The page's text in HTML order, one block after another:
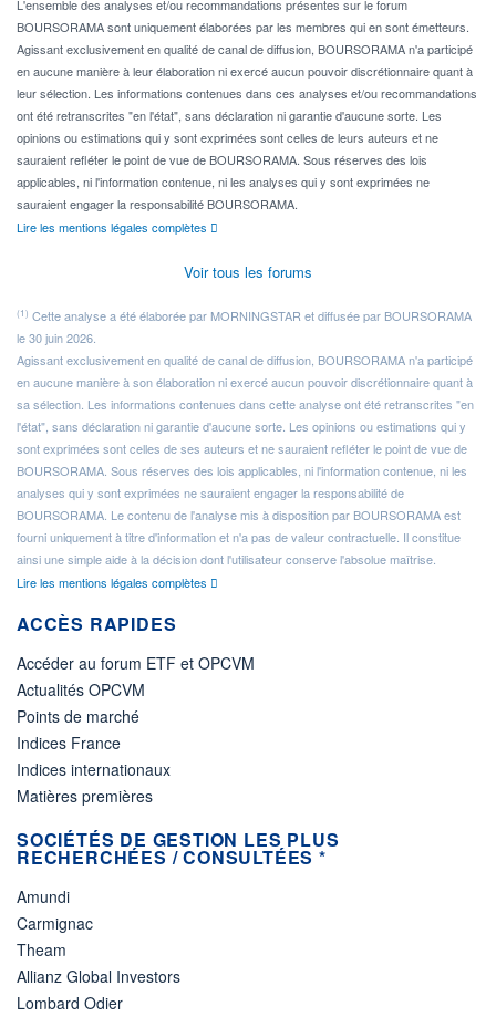
L'ensemble des analyses et/ou recommandations présentes sur le forum
BOURSORAMA sont uniquement élaborées par les membres qui en sont émetteurs.
Agissant exclusivement en qualité de canal de diffusion, BOURSORAMA n'a participé
en aucune manière à leur élaboration ni exercé aucun pouvoir discrétionnaire quant à
leur sélection. Les informations contenues dans ces analyses et/ou recommandations
ont été retranscrites "en l'état", sans déclaration ni garantie d'aucune sorte. Les
opinions ou estimations qui y sont exprimées sont celles de leurs auteurs et ne
sauraient refléter le point de vue de BOURSORAMA. Sous réserves des lois
applicables, ni l'information contenue, ni les analyses qui y sont exprimées ne
sauraient engager la responsabilité BOURSORAMA.
Lire les mentions légales complètes
Voir tous les forums
(1) Cette analyse a été élaborée par MORNINGSTAR et diffusée par BOURSORAMA
le 30 juin 2026.
Agissant exclusivement en qualité de canal de diffusion, BOURSORAMA n'a participé
en aucune manière à son élaboration ni exercé aucun pouvoir discrétionnaire quant à
sa sélection. Les informations contenues dans cette analyse ont été retranscrites "en
l'état", sans déclaration ni garantie d'aucune sorte. Les opinions ou estimations qui y
sont exprimées sont celles de ses auteurs et ne sauraient refléter le point de vue de
BOURSORAMA. Sous réserves des lois applicables, ni l'information contenue, ni les
analyses qui y sont exprimées ne sauraient engager la responsabilité de
BOURSORAMA. Le contenu de l'analyse mis à disposition par BOURSORAMA est
fourni uniquement à titre d'information et n'a pas de valeur contractuelle. Il constitue
ainsi une simple aide à la décision dont l'utilisateur conserve l'absolue maîtrise.
Lire les mentions légales complètes
ACCÈS RAPIDES
Accéder au forum ETF et OPCVM
Actualités OPCVM
Points de marché
Indices France
Indices internationaux
Matières premières
SOCIÉTÉS DE GESTION LES PLUS
RECHERCHÉES / CONSULTÉES *
Amundi
Carmignac
Theam
Allianz Global Investors
Lombard Odier